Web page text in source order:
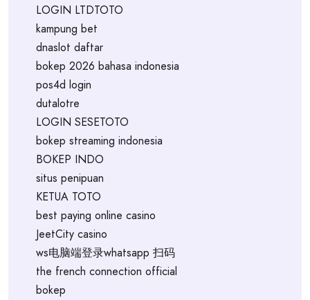
LOGIN LTDTOTO
kampung bet
dnaslot daftar
bokep 2026 bahasa indonesia
pos4d login
dutalotre
LOGIN SESETOTO
bokep streaming indonesia
BOKEP INDO
situs penipuan
KETUA TOTO
best paying online casino
JeetCity casino
ws电脑端登录whatsapp 扫码
the french connection official
bokep